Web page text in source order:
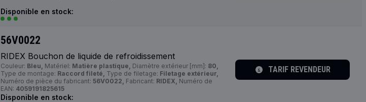
Disponible en stock:
56V0022
RIDEX Bouchon de liquide de refroidissement
Couleur: Bleu, Matériel: Matière plastique, Diamètre extérieur [mm]: 80,
Type de montage: Raccord fileté, Type de filetage: Filetage extérieur,
Numéro de pièce du fabricant: 56V0022, Fabricant: RIDEX, Numéro de
EAN: 4059191825615
Disponible en stock:
TARIF REVENDEUR